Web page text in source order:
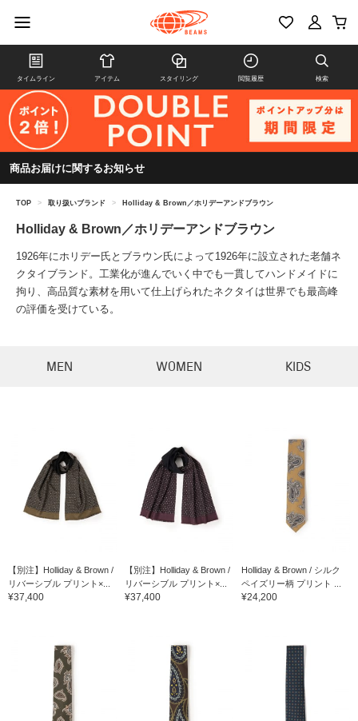
タイムライン アイテム スタイリング 閲覧履歴 検索
商品お届けに関するお知らせ
TOP > 取り扱いブランド > Holliday & Brown／ホリデーアンドブラウン
Holliday & Brown／ホリデーアンドブラウン
1926年にホリデー氏とブラウン氏によって1926年に設立された老舗ネ
クタイブランド。工業化が進んでいく中でも一貫してハンドメイドに
拘り、高品質な素材を用いて仕上げられたネクタイは世界でも最高峰
の評価を受けている。
MEN WOMEN KIDS
【別注】Holliday & Brown /
リバーシブル プリント×...
¥37,400
【別注】Holliday & Brown /
リバーシブル プリント×...
¥37,400
Holliday & Brown / シルク
ペイズリー柄 プリント ...
¥24,200